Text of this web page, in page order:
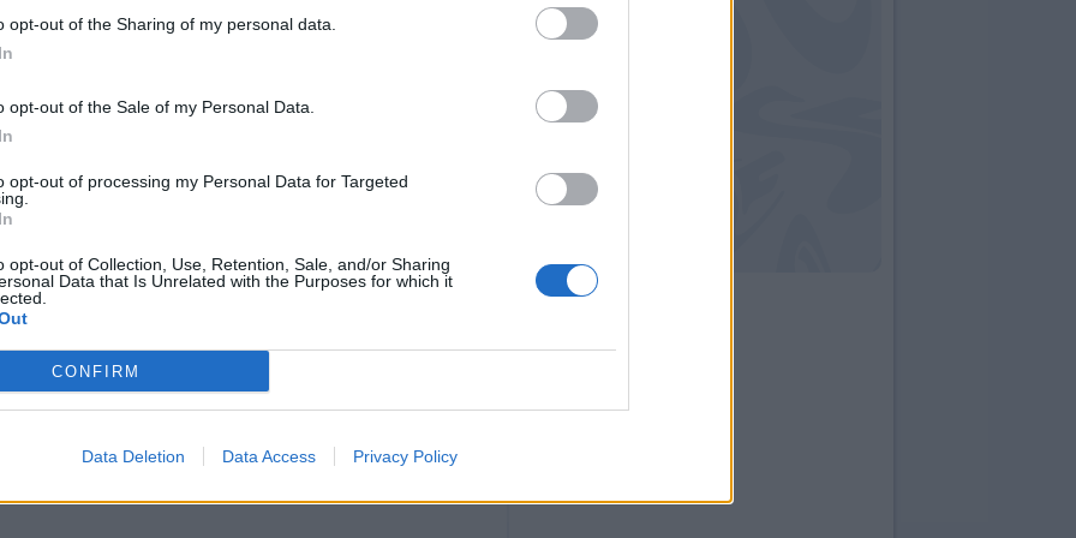
opt-out of the Sharing of my personal data.
opt-out of the Sale of my Personal Data.
opt-out of processing my Personal Data for Targeted
opt-out of Collection, Use, Retention, Sale, and/or Sharing
Data that Is Unrelated with the Purposes for which it
CONFIRM
Data Deletion Data Access Privacy Policy
al Milan per me sarebbe un sogno perchè
con Ronaldo, Ronaldinho, Kaká. Alla
ci sia interesse ti fa sentire importante e